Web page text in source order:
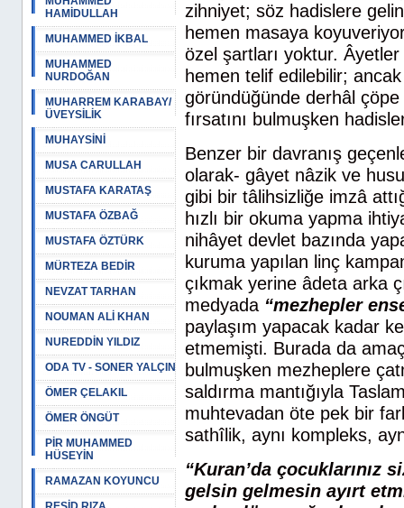
HAMİDULLAH
MUHAMMED İKBAL
MUHAMMED
NURDOĞAN
MUHARREM KARABAY/
ÜVEYSİLİK
MUHAYSİNİ
MUSA CARULLAH
MUSTAFA KARATAŞ
MUSTAFA ÖZBAĞ
MUSTAFA ÖZTÜRK
MÜRTEZA BEDİR
NEVZAT TARHAN
NOUMAN ALİ KHAN
NUREDDİN YILDIZ
ODA TV - SONER YALÇIN
ÖMER ÇELAKIL
ÖMER ÖNGÜT
PİR MUHAMMED
HÜSEYİN
RAMAZAN KOYUNCU
zihniyet; söz hadislere
hemen masaya
özel şartları yoktur.
hemen telif edilebilir;
göründüğünde derhâl
fırsatını bulmuşken
Benzer bir davranış
olarak- gâyet nâzik ve
gibi bir tâlihsizliğe imzâ
hızlı bir okuma yapma
nihâyet devlet bazında
kuruma yapılan linç
çıkmak yerine âdeta arka
medyada “mezhepler
paylaşım yapacak kadar
etmemişti. Burada da
bulmuşken mezheplere
saldırma mantığıyla
muhtevadan öte pek bir
sathîlik, aynı kompleks,
“Kuran’da çocuklarınız
gelsin gelmesin ayırt